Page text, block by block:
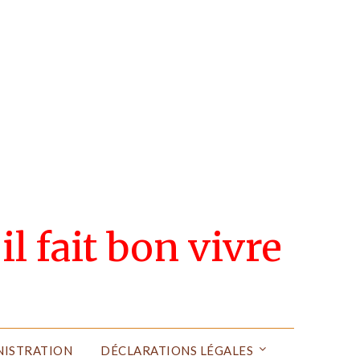
il fait bon vivre
DÉCLARATIONS LÉGALES